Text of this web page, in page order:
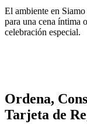
El ambiente en
para una cena íntima
celebración especial.
Ordena,
Tarjeta de